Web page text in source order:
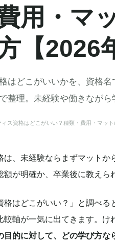
用・マ
【2026
はどこがいいかを、資格
整理。未経験や働きながら
ィス資格はどこがいい？種類・費用・マッ
は、未経験ならまずマット
額が明確か、卒業後に教えら
格はどこがいい？」と調べ
較軸が一気に出てきます。
目的に対して、どの学び方